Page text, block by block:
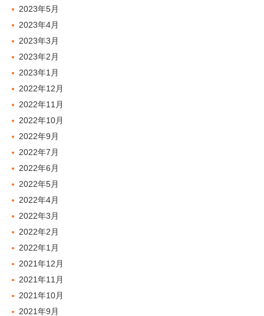
2023年5月
2023年4月
2023年3月
2023年2月
2023年1月
2022年12月
2022年11月
2022年10月
2022年9月
2022年7月
2022年6月
2022年5月
2022年4月
2022年3月
2022年2月
2022年1月
2021年12月
2021年11月
2021年10月
2021年9月